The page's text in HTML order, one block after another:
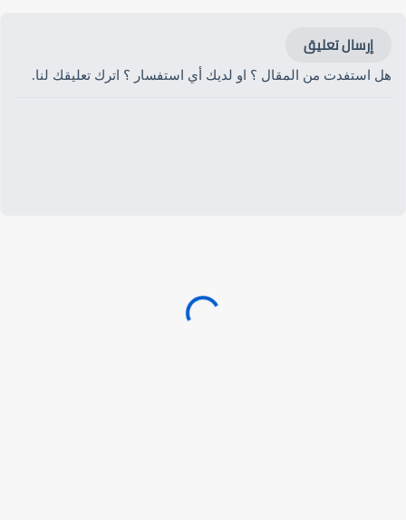
إرسال تعليق
هل استفدت من المقال ؟ او لديك أي استفسار ؟ اترك تعليقك لنا.